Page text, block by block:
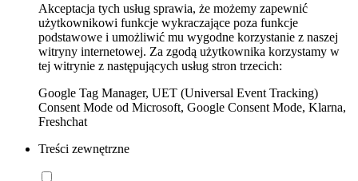
Akceptacja tych usług sprawia, że możemy zapewnić
użytkownikowi funkcje wykraczające poza funkcje
podstawowe i umożliwić mu wygodne korzystanie z naszej
witryny internetowej. Za zgodą użytkownika korzystamy w
tej witrynie z następujących usług stron trzecich:
Google Tag Manager, UET (Universal Event Tracking)
Consent Mode od Microsoft, Google Consent Mode, Klarna,
Freshchat
Treści zewnętrzne